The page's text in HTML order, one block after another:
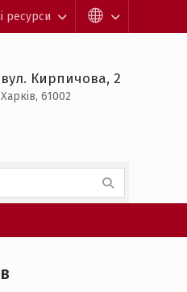
ресурси
вул. Кирпичова, 2
Харків, 61002